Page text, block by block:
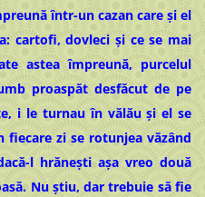
într-un cazan care și el
cartofi, dovleci și ce se mai
astea împreună, purcelul
proaspăt desfăcut de pe
i le turnau în vălău și el se
fiecare zi se rotunjea văzând
l hrănești așa vreo două
Nu știu, dar trebuie să fie